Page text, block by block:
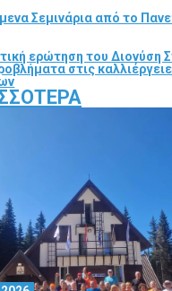
Σεμινάρια από το
ερώτηση του Διονύση
στις